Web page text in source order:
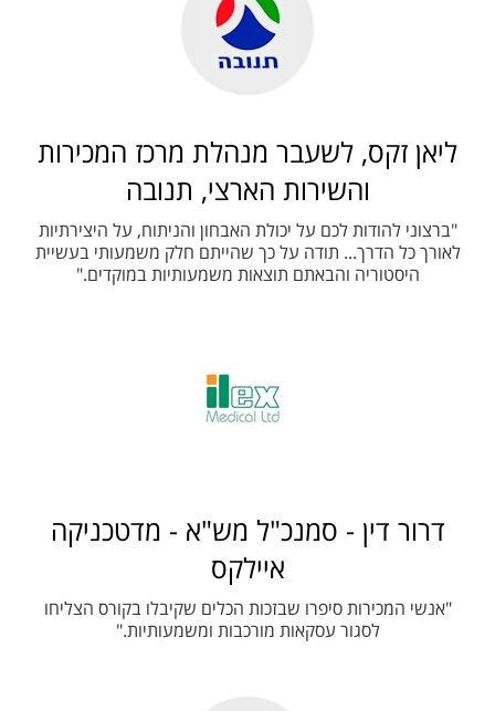
ליאן זקס, לשעבר מנהלת מרכז המכירות
והשירות הארצי, תנובה
"ברצוני להודות לכם על יכולת האבחון והניתוח, על היצירתיות
לאורך כל הדרך... תודה על כך שהייתם חלק משמעותי בעשיית
היסטוריה והבאתם תוצאות משמעותיות במוקדים."
דרור דין - סמנכ"ל מש"א - מדטכניקה
איילקס
"אנשי המכירות סיפרו שבזכות הכלים שקיבלו בקורס הצליחו
לסגור עסקאות מורכבות ומשמעותיות."